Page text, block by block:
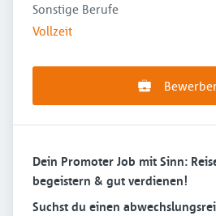
Sonstige Berufe
Vollzeit
Dein Promoter Job mit Sinn:
begeistern & gut verdienen!
Suchst du einen